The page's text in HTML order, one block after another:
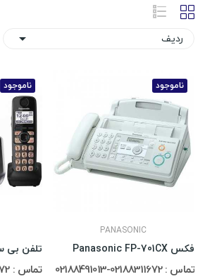
ردیف 
ناموجود
PANASONIC
فکس Panasonic FP-701CX
تماس : 02188311672-02188491013
ناموجود
تماس : 02188311672-02188491013